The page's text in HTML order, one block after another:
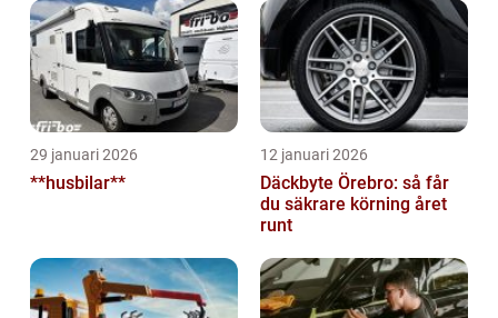
29 januari 2026
**husbilar**
12 januari 2026
Däckbyte Örebro: så får
du säkrare körning året
runt